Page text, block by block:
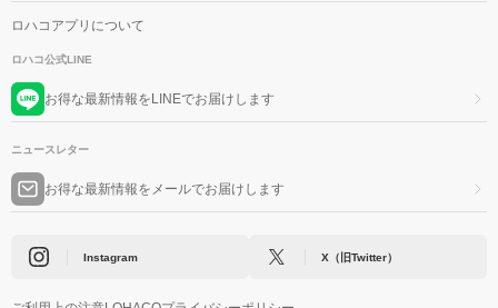
ロハコアプリについて
ロハコ公式LINE
お得な最新情報をLINEでお届けします
ニュースレター
お得な最新情報をメールでお届けします
Instagram X（旧Twitter）